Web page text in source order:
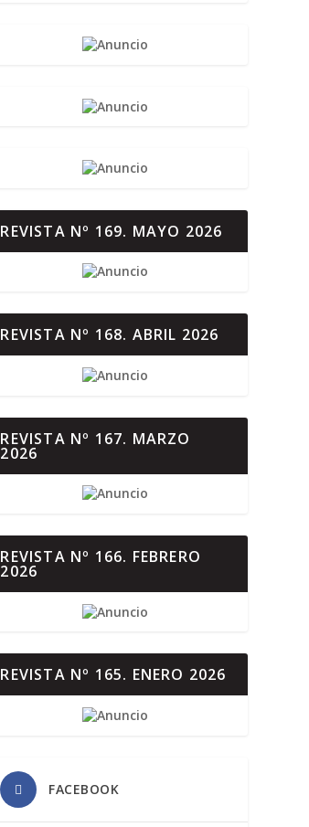
REVISTA Nº 169. MAYO 2026
REVISTA Nº 168. ABRIL 2026
REVISTA Nº 167. MARZO
2026
REVISTA Nº 166. FEBRERO
2026
REVISTA Nº 165. ENERO 2026
FACEBOOK